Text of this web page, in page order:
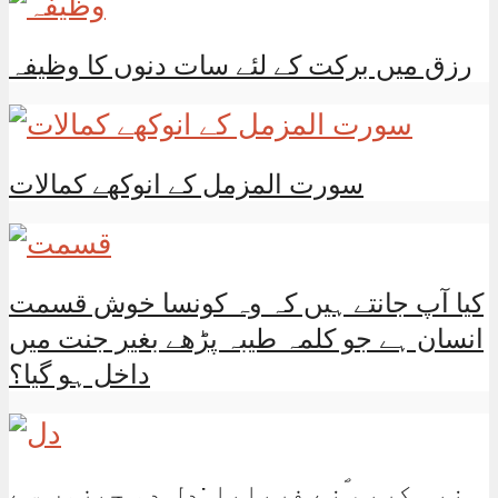
رزق میں برکت کے لئے سات دنوں کا وظیفہ
سورت المزمل کے انوکھے کمالات
کیا آپ جانتے ہیں کہ وہ کونسا خوش قسمت
انسان ہے جو کلمہ طیبہ پڑھے بغیر جنت میں
داخل ہو گیا؟